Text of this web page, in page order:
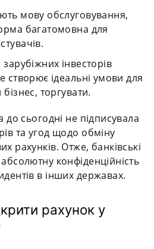
мову обслуговування,
багатомовна для
інвесторів
створює ідеальні умови для
торгувати.
до сьогодні не підписувала
та угод щодо обміну
рахунків. Отже, банківські
конфіденційність
в інших державах.
рахунок у